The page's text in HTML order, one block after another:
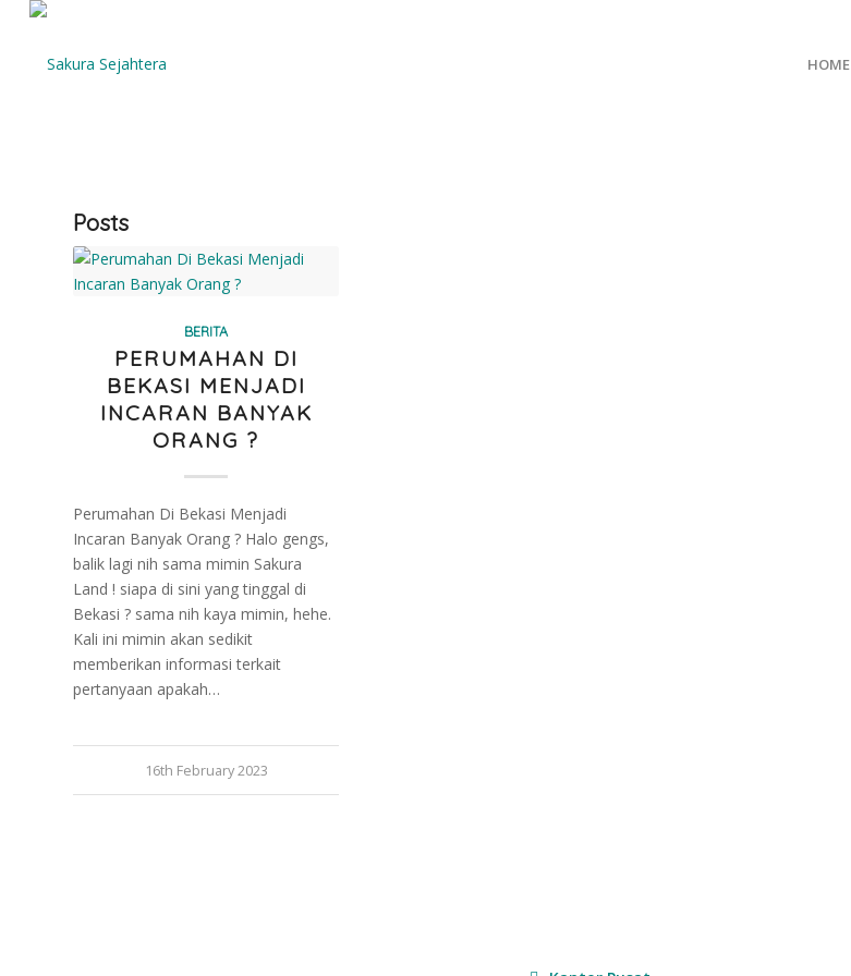
HOME
Posts
BERITA
PERUMAHAN DI
BEKASI MENJADI
INCARAN BANYAK
ORANG ?
Perumahan Di Bekasi Menjadi
Incaran Banyak Orang ? Halo gengs,
balik lagi nih sama mimin Sakura
Land ! siapa di sini yang tinggal di
Bekasi ? sama nih kaya mimin, hehe.
Kali ini mimin akan sedikit
memberikan informasi terkait
pertanyaan apakah…
16th February 2023